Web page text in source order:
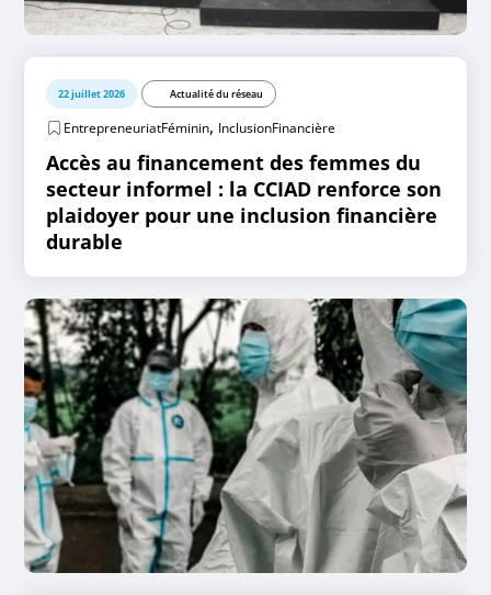
22 juillet 2026 Actualité du réseau
EntrepreneuriatFéminin, InclusionFinancière
Accès au financement des femmes du
secteur informel : la CCIAD renforce son
plaidoyer pour une inclusion financière
durable